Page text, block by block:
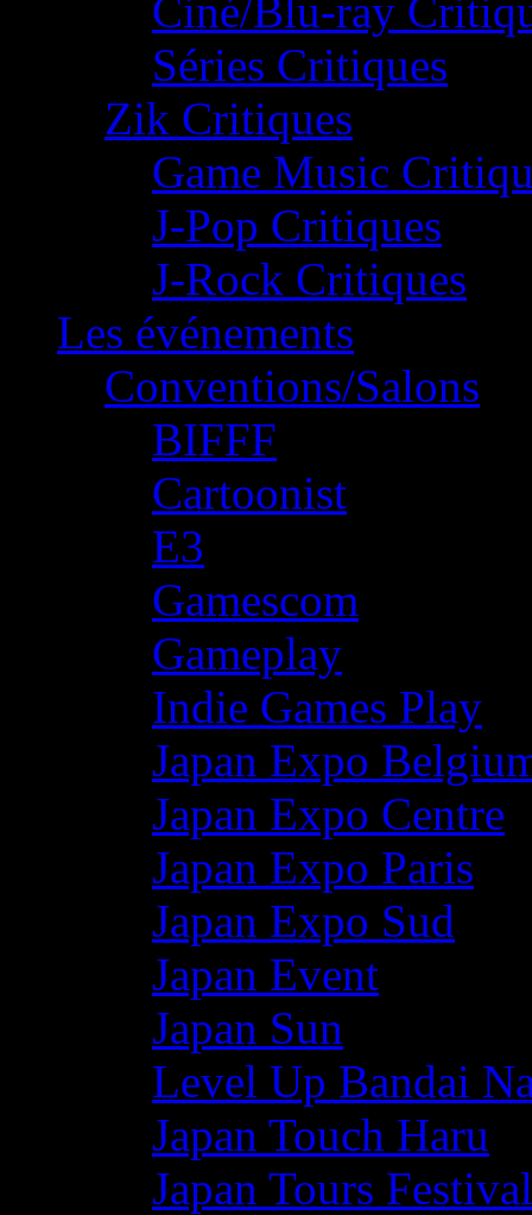
Ciné/Blu-ray
Séries Critiques
Zik Critiques
Game Music
J-Pop Critiques
J-Rock Critiques
Les événements
Conventions/Salons
BIFFF
Cartoonist
E3
Gamescom
Gameplay
Indie Games Play
Japan Expo
Japan Expo Centre
Japan Expo Paris
Japan Expo Sud
Japan Event
Japan Sun
Level Up Bandai
Japan Touch Haru
Japan Tours Festival